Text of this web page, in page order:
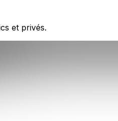
et privés.